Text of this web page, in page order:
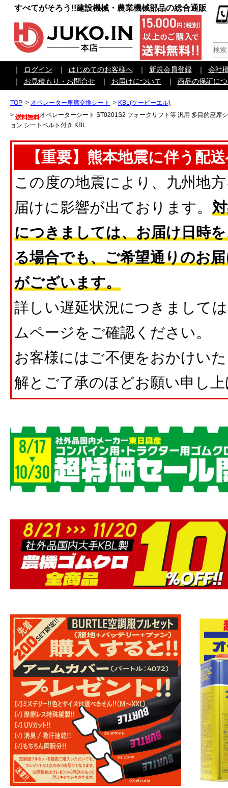
すべてがそろう!!建設機械・農業機械部品の総合通販
｜ ログイン ｜ はじめてのお客様へ ｜ 新規会員登録 ｜
会社
｜
お見積もり・お問合せ ｜ お届けについて ｜ 商品の保証に
TOP > オペレーター座席交換シート > KBL(ケービーエル)
>
オペレーターシート ST0201S2 フォークリフト等 汎用 多目的座席
ョン シートベルト付き KBL
【重要】熊本地震に伴う配
この度の地震により、九州地
届けに影響が出ております。
につきましては、お届け日時
る場合でも、ご希望通りのお
がございます。
詳しい遅延状況につきまして
ムページをご確認ください。
お客様にはご不便をおかけい
解とご了承のほどお願い申し